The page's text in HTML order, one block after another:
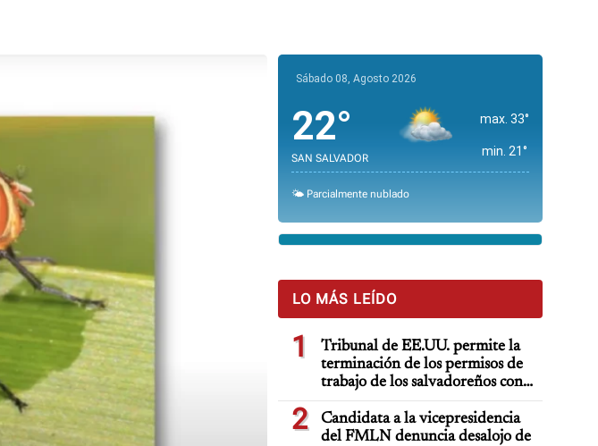
Sábado 08, Agosto 2026
22°
SAN SALVADOR
max. 33°
min. 21°
🌤️ Parcialmente nublado
LO MÁS LEÍDO
1
Tribunal de EE.UU. permite la
terminación de los permisos de
trabajo de los salvadoreños con
TPS
2
Candidata a la vicepresidencia
del FMLN denuncia desalojo de